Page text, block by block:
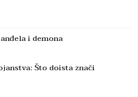
i demona
Što doista znači